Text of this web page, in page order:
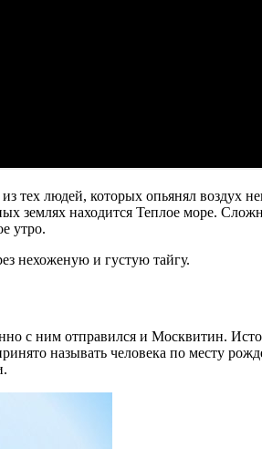
тех людей, которых опьянял
землях находится Теплое море.
утро.
нехоженую и густую тайгу.
с ним отправился и Москвитин.
называть человека по месту